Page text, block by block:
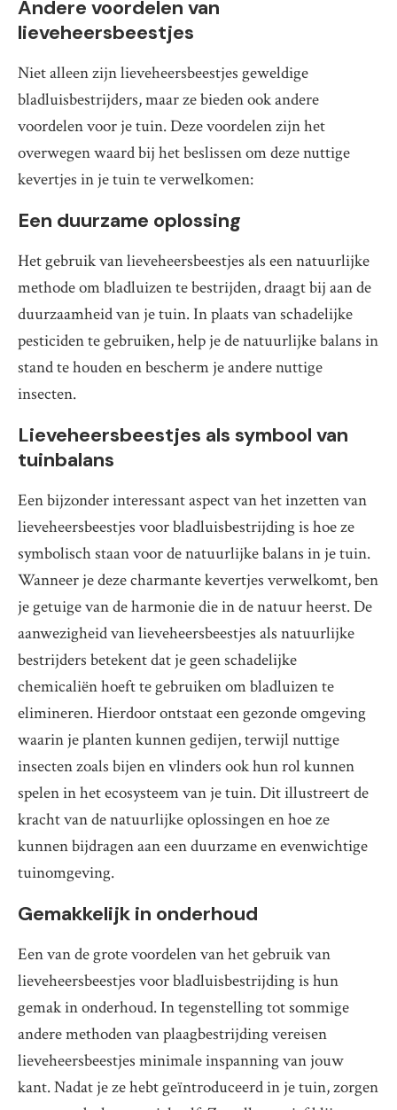
Andere voordelen van
lieveheersbeestjes
Niet alleen zijn lieveheersbeestjes geweldige
bladluisbestrijders, maar ze bieden ook andere
voordelen voor je tuin. Deze voordelen zijn het
overwegen waard bij het beslissen om deze nuttige
kevertjes in je tuin te verwelkomen:
Een duurzame oplossing
Het gebruik van lieveheersbeestjes als een natuurlijke
methode om bladluizen te bestrijden, draagt bij aan de
duurzaamheid van je tuin. In plaats van schadelijke
pesticiden te gebruiken, help je de natuurlijke balans in
stand te houden en bescherm je andere nuttige
insecten.
Lieveheersbeestjes als symbool van
tuinbalans
Een bijzonder interessant aspect van het inzetten van
lieveheersbeestjes voor bladluisbestrijding is hoe ze
symbolisch staan voor de natuurlijke balans in je tuin.
Wanneer je deze charmante kevertjes verwelkomt, ben
je getuige van de harmonie die in de natuur heerst. De
aanwezigheid van lieveheersbeestjes als natuurlijke
bestrijders betekent dat je geen schadelijke
chemicaliën hoeft te gebruiken om bladluizen te
elimineren. Hierdoor ontstaat een gezonde omgeving
waarin je planten kunnen gedijen, terwijl nuttige
insecten zoals bijen en vlinders ook hun rol kunnen
spelen in het ecosysteem van je tuin. Dit illustreert de
kracht van de natuurlijke oplossingen en hoe ze
kunnen bijdragen aan een duurzame en evenwichtige
tuinomgeving.
Gemakkelijk in onderhoud
Een van de grote voordelen van het gebruik van
lieveheersbeestjes voor bladluisbestrijding is hun
gemak in onderhoud. In tegenstelling tot sommige
andere methoden van plaagbestrijding vereisen
lieveheersbeestjes minimale inspanning van jouw
kant. Nadat je ze hebt geïntroduceerd in je tuin, zorgen